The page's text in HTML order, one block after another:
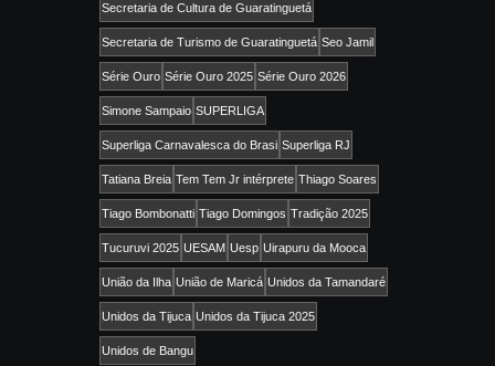
Secretaria de Cultura de Guaratinguetá
Secretaria de Turismo de Guaratinguetá Seo Jamil
Série Ouro Série Ouro 2025 Série Ouro 2026
Simone Sampaio SUPERLIGA
Superliga Carnavalesca do Brasi Superliga RJ
Tatiana Breia Tem Tem Jr intérprete Thiago Soares
Tiago Bombonatti Tiago Domingos Tradição 2025
Tucuruvi 2025 UESAM Uesp Uirapuru da Mooca
União da Ilha União de Maricá Unidos da Tamandaré
Unidos da Tijuca Unidos da Tijuca 2025
Unidos de Bangu